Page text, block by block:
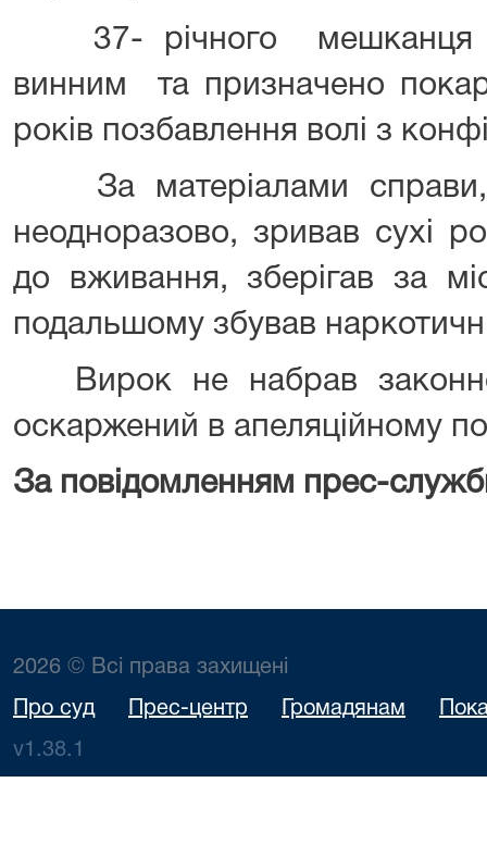
37- річного мешканця
винним та призначено
років позбавлення волі з
За матеріалами справи,
неодноразово, зривав сухі
до вживання, зберігав за
подальшому збував
Вирок не набрав
оскаржений в апеляційному
За повідомленням прес-
2026 © Всі права захищені
Про суд Прес-центр Громадянам
v1.38.1